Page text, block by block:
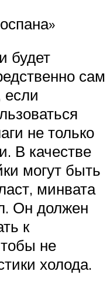
будет
сам
если
не только
В качестве
могут быть
минвата
Он должен
к
не
холода.